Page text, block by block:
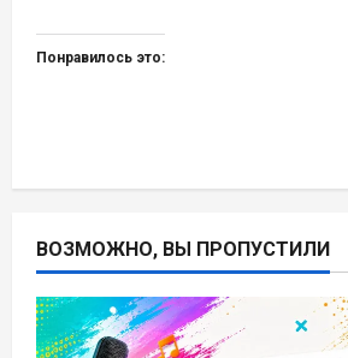
Понравилось это:
ВОЗМОЖНО, ВЫ ПРОПУСТИЛИ